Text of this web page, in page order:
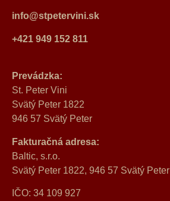
info@stpetervini.sk
+421 949 152 811
Prevádzka:
St. Peter Vini
Svätý Peter 1822
946 57 Svätý Peter
Fakturačná adresa:
Baltic, s.r.o.
Svätý Peter 1822, 946 57 Svätý Peter
IČO: 34 109 927